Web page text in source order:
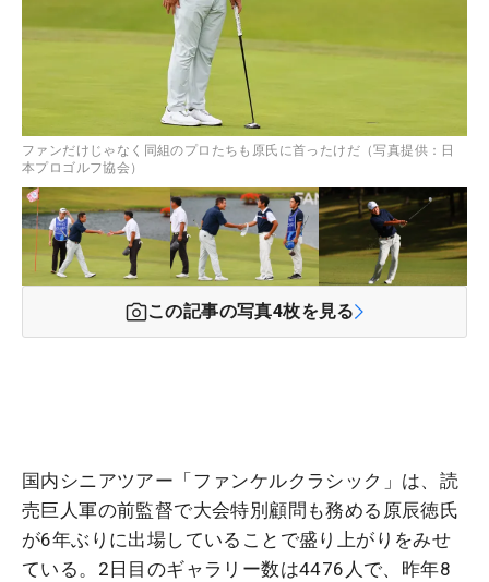
ファンだけじゃなく同組のプロたちも原氏に首ったけだ（写真提供：日
本プロゴルフ協会）
この記事の写真4枚を見る
国内シニアツアー「ファンケルクラシック」は、読
売巨人軍の前監督で大会特別顧問も務める原辰徳氏
が6年ぶりに出場していることで盛り上がりをみせ
ている。2日目のギャラリー数は4476人で、昨年8